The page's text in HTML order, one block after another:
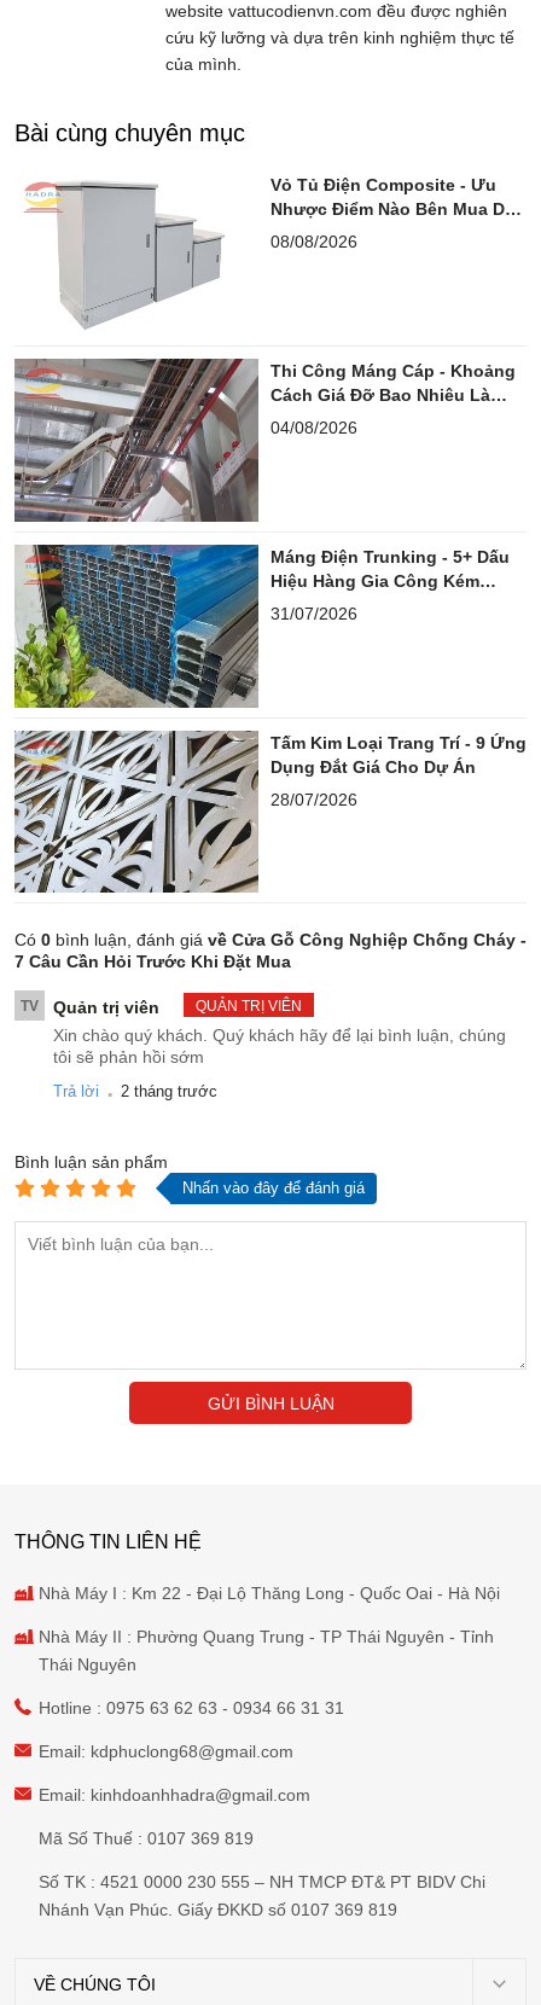
website vattucodienvn.com đều được nghiên
cứu kỹ lưỡng và dựa trên kinh nghiệm thực tế
của mình.
Bài cùng chuyên mục
Vỏ Tủ Điện Composite - Ưu
Nhược Điểm Nào Bên Mua Dễ
Bỏ Sót?
08/08/2026
Thi Công Máng Cáp - Khoảng
Cách Giá Đỡ Bao Nhiêu Là
Chuẩn?
04/08/2026
Máng Điện Trunking - 5+ Dấu
Hiệu Hàng Gia Công Kém
Chuẩn
31/07/2026
Tấm Kim Loại Trang Trí - 9 Ứng
Dụng Đắt Giá Cho Dự Án
28/07/2026
Có 0 bình luận, đánh giá về Cửa Gỗ Công Nghiệp Chống Cháy -
7 Câu Cần Hỏi Trước Khi Đặt Mua
TV Quản trị viên QUẢN TRỊ VIÊN
Xin chào quý khách. Quý khách hãy để lại bình luận, chúng
tôi sẽ phản hồi sớm
Trả lời . 2 tháng trước
Bình luận sản phẩm
Nhấn vào đây để đánh giá
GỬI BÌNH LUẬN
THÔNG TIN LIÊN HỆ
Nhà Máy I : Km 22 - Đại Lộ Thăng Long - Quốc Oai - Hà Nội
Nhà Máy II : Phường Quang Trung - TP Thái Nguyên - Tỉnh
Thái Nguyên
Hotline : 0975 63 62 63 - 0934 66 31 31
Email: kdphuclong68@gmail.com
Email: kinhdoanhhadra@gmail.com
Mã Số Thuế : 0107 369 819
Số TK : 4521 0000 230 555 – NH TMCP ĐT& PT BIDV Chi
Nhánh Vạn Phúc. Giấy ĐKKD số 0107 369 819
VỀ CHÚNG TÔI